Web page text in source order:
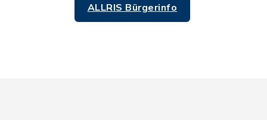
ALLRIS Bürgerinfo